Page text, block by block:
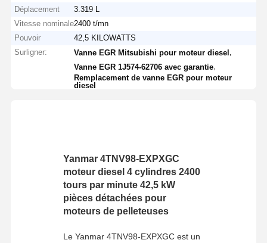
Déplacement
3.319 L
Vitesse nominale2400 t/mn
Pouvoir
42,5 KILOWATTS
Surligner:
Vanne EGR Mitsubishi pour moteur diesel
Vanne EGR 1J574-62706 avec garantie
Remplacement de vanne EGR pour moteur
diesel
Yanmar 4TNV98-EXPXGC
moteur diesel 4 cylindres 2400
tours par minute 42,5 kW
pièces détachées pour
moteurs de pelleteuses
Le Yanmar 4TNV98-EXPXGC est un